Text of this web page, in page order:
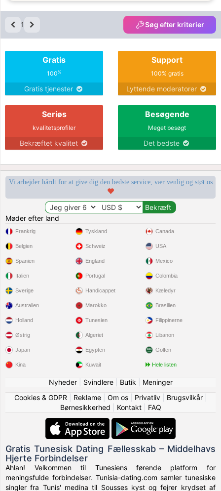
1 Søg efter kriterier
Gratis
100%
Gratis tjenester
Support
100% gratis
Lyttende moderatorer
Seriøs
kvalitetsprofiler
Bekræftet kvalitet
Besøgende
Meget besøgt
Det bedste
Vi arbejder hårdt for at give dig den bedste service, vær venlig og støt os
Møder efter land
Frankrig
Belgien
Spanien
Italien
Sverige
Tyskland
Schweiz
England
Portugal
Handicappet
Canada
USA
Mexico
Colombia
Kæledyr
Australien
Holland
Østrig
Japan
Kina
Marokko
Tunesien
Algeriet
Egypten
Kuwait
Brasilien
Filippinerne
Libanon
Golfen
Hele listen
Nyheder| Svindlere| Butik
Meninger
Cookies & GDPR
Reklame| Om os| Privatliv| Brugsvilkår|
Børnesikkerhed
Kontakt| FAQ
Gratis Tunesisk Dating Fællesskab – Middelhavs
Hjerte Forbindelser
Ahlan! Velkommen til Tunesiens førende platform for
meningsfulde forbindelser. Tunisia-dating.com samler tunesiske
singler fra Tunis' medina til Sousses kyst og fejrer krydset af